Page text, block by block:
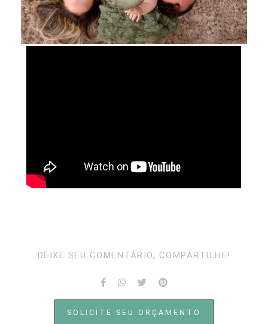
DEIXE SEU COMENTÁRIO, COMPARTILHE!
SOLICITE SEU ORÇAMENTO